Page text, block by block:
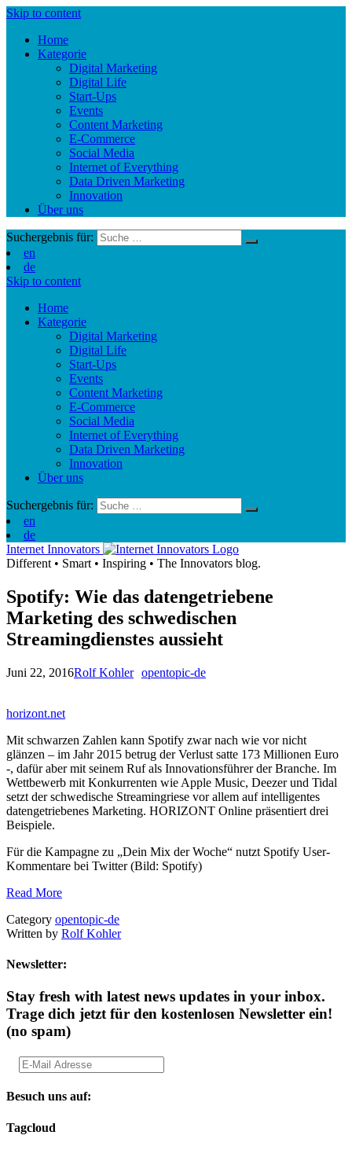
Skip to content
Home
Kategorie
Digital Marketing
Digital Life
Start-Ups
Events
Content Marketing
E-Commerce
Social Media
Internet of Everything
Data Driven Marketing
Innovation
Über uns
Suchergebnis für:
en
de
Skip to content
Home
Kategorie
Digital Marketing
Digital Life
Start-Ups
Events
Content Marketing
E-Commerce
Social Media
Internet of Everything
Data Driven Marketing
Innovation
Über uns
Suchergebnis für:
en
de
Internet Innovators
Different • Smart • Inspiring • The Innovators blog.
Spotify: Wie das datengetriebene
Marketing des schwedischen
Streamingdienstes aussieht
Juni 22, 2016Rolf Kohler opentopic-de
horizont.net
Mit schwarzen Zahlen kann Spotify zwar nach wie vor nicht
glänzen – im Jahr 2015 betrug der Verlust satte 173 Millionen Euro
-, dafür aber mit seinem Ruf als Innovationsführer der Branche. Im
Wettbewerb mit Konkurrenten wie Apple Music, Deezer und Tidal
setzt der schwedische Streamingriese vor allem auf intelligentes
datengetriebenes Marketing. HORIZONT Online präsentiert drei
Beispiele.
Für die Kampagne zu „Dein Mix der Woche“ nutzt Spotify User-
Kommentare bei Twitter (Bild: Spotify)
Read More
Category opentopic-de
Written by Rolf Kohler
Newsletter:
Stay fresh with latest news updates in your inbox.
Trage dich jetzt für den kostenlosen Newsletter ein!
(no spam)
Besuch uns auf:
Tagcloud